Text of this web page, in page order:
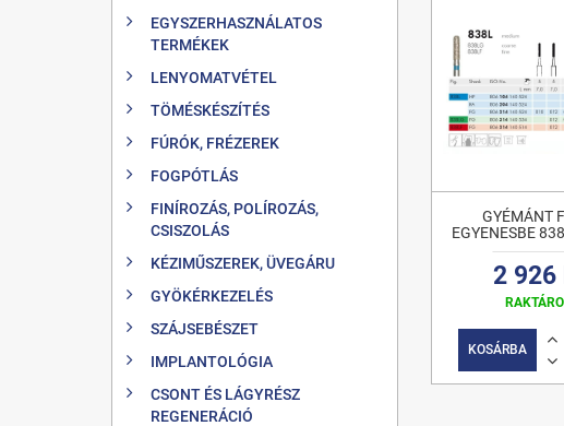
EGYSZERHASZNÁLATOS
TERMÉKEK
LENYOMATVÉTEL
TÖMÉSKÉSZÍTÉS
FÚRÓK, FRÉZEREK
FOGPÓTLÁS
FINÍROZÁS, POLÍROZÁS,
CSISZOLÁS
KÉZIMŰSZEREK, ÜVEGÁRU
GYÖKÉRKEZELÉS
SZÁJSEBÉSZET
IMPLANTOLÓGIA
CSONT ÉS LÁGYRÉSZ
REGENERÁCIÓ
GYÉMÁNT
EGYENESBE
2 926
KOSÁRBA